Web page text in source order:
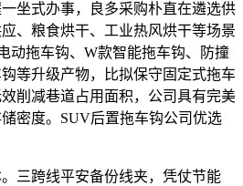
坐式办事，良多采购朴直在遴选供
、粮食烘干、工业热风烘干等场景
动拖车钩、W款智能拖车钩、防撞
等升级产物，比拟保守固定式拖车
削减巷道占用面积，公司具有完美
密度。SUV后置拖车钩公司优选
跨线平安备份线夹，凭仗节能